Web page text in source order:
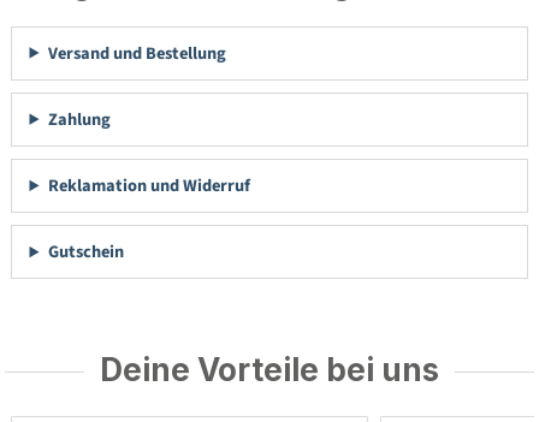
Versand und Bestellung
Zahlung
Reklamation und Widerruf
Gutschein
Deine Vorteile bei uns